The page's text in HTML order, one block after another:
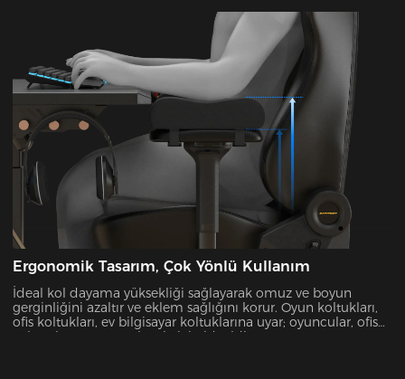
Ergonomik Tasarım, Çok Yönlü Kullanım
İdeal kol dayama yüksekliği sağlayarak omuz ve boyun
gerginliğini azaltır ve eklem sağlığını korur. Oyun koltukları,
ofis koltukları, ev bilgisayar koltuklarına uyar; oyuncular, ofis
çalışanları, tasarımcılar vb. için idealdir.